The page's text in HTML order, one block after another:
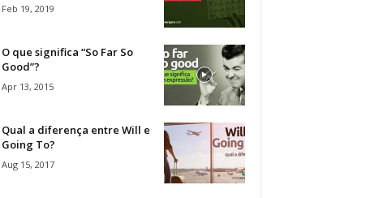
Feb 19, 2019
O que significa “So Far So
Good”?
Apr 13, 2015
Qual a diferença entre Will e
Going To?
Aug 15, 2017